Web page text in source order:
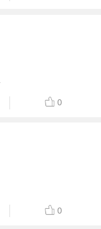
0
0